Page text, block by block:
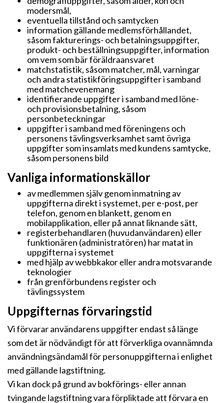
modersmål,
eventuella tillstånd och samtycken
information gällande medlemsförhållandet,
såsom fakturerings- och betalningsuppgifter,
produkt- och beställningsuppgifter, information
om vem som bär föräldraansvaret
matchstatistik, såsom matcher, mål, varningar
och andra statistikföringsuppgifter i samband
med matchevenemang
identifierande uppgifter i samband med löne-
och provisionsbetalning, såsom
personbeteckningar
uppgifter i samband med föreningens och
personens tävlingsverksamhet samt övriga
uppgifter som insamlats med kundens samtycke,
såsom personens bild
Vanliga informationskällor
av medlemmen själv genom inmatning av
uppgifterna direkt i systemet, per e-post, per
telefon, genom en blankett, genom en
mobilapplikation, eller på annat liknande sätt,
registerbehandlaren (huvudanvändaren) eller
funktionären (administratören) har matat in
uppgifterna i systemet
med hjälp av webbkakor eller andra motsvarande
teknologier
från grenförbundens register och
tävlingssystem
Uppgifternas förvaringstid
Vi förvarar användarens uppgifter endast så länge
som det är nödvändigt för att förverkliga ovannämnda
användningsändamål för personuppgifterna i enlighet
med gällande lagstiftning.
Vi kan dock på grund av bokförings- eller annan
tvingande lagstiftning vara förpliktade att förvara en